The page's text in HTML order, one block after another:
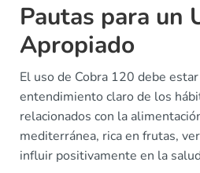
Pautas para un
Apropiado
El uso de Cobra 120 debe
entendimiento claro de los
relacionados con la
mediterránea, rica en frutas,
influir positivamente en la